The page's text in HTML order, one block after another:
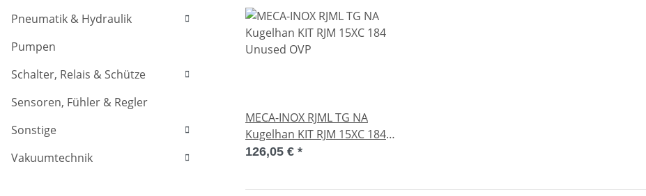
MECA-INOX RJML TG NA
Kugelhan KIT RJM 15XC 184
Unused OVP
126,05 € *
Pneumatik & Hydraulik
Pumpen
Schalter, Relais & Schütze
Sensoren, Fühler & Regler
Sonstige
Vakuumtechnik